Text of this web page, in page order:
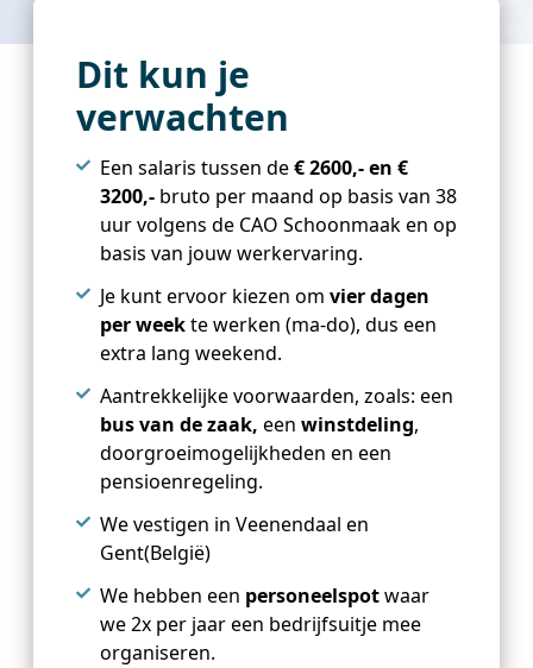
Dit kun je
verwachten
Een salaris tussen de€ 2600,- en €
3200,- bruto per maand op basis van 38
uur volgens de CAO Schoonmaak en op
basis van jouw werkervaring.
Je kunt ervoor kiezen om vier dagen
per weekte werken (ma-do), dus een
extra lang weekend.
Aantrekkelijke voorwaarden, zoals: een
bus van de zaak, een winstdeling,
doorgroeimogelijkheden en een
pensioenregeling.
We vestigen in Veenendaal en
Gent(België)
We hebben een personeelspotwaar
we 2x per jaar een bedrijfsuitje mee
organiseren.